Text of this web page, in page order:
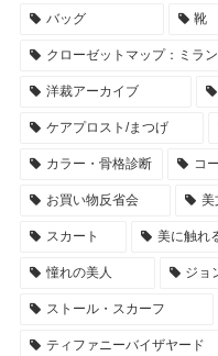
バッグ 靴
クローゼットマップ：ミラ
洋裁アーカイブ
ケアプロスト/まつげ
カラー・骨格診断 コ
お買い物反省会 美
スカート 美に触れ
憧れの美人 ジョ
ストール・スカーフ
ティファニーバイザヤード